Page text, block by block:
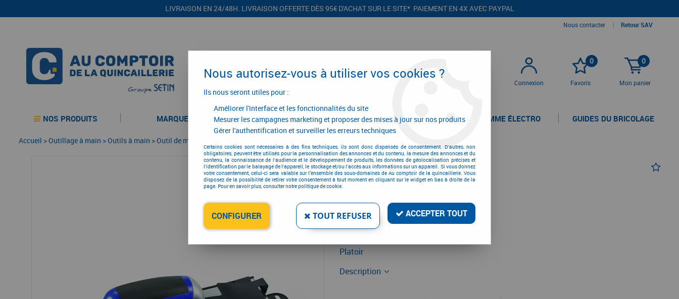
LIVRAISON EN 24/48H. LIVRAISON OFFERTE DÈS 95€ D'ACHAT SUR LE SITE* PAIEMENT EN 4X AVEC PAYPAL
Nous contacter | Retour SAV
Connexion
0
Favoris
0
Mon panier
NOS PRODUITS MARQUES CONFIGURATEURS PROMOTIONS LA GAMME ÉLECTRO GUIDES DU BRICOLAGE
Accueil >Outillage à main >Outils à main >Outil de maçon
PLATOIR INOX “BISEAUTÉE”
36,37 €TTC
Platoir
Description
Nous autorisez-vous à utiliser vos cookies ?
Ils nous seront utiles pour :
Améliorer l'interface et les fonctionnalités du site
Mesurer les campagnes marketing et proposer des mises à jour sur nos produits
Gérer l'authentification et surveiller les erreurs techniques
Certains cookies sont nécessaires à des fins techniques, ils sont donc dispensés de consentement. D'autres, non
obligatoires, peuvent être utilisés pour la personnalisation des annonces et du contenu, la mesure des annonces et du
contenu, la connaissance de l'audience et le développement de produits, les données de géolocalisation précises et
l'identification par le balayage de l'appareil, le stockage et/ou l'accès aux informations sur un appareil. Si vous donnez
votre consentement, celui-ci sera valable sur l’ensemble des sous-domaines de Au comptoir de la quincaillerie. Vous
disposez de la possibilité de retirer votre consentement à tout moment en cliquant sur le widget en bas à droite de la
page. Pour en savoir plus, consulter notre politique de cookie.
CONFIGURER TOUT REFUSER ACCEPTER TOUT